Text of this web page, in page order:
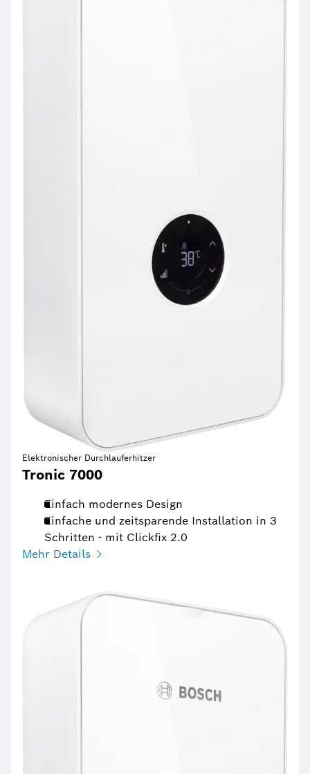
Elektronischer Durchlauferhitzer
Tronic 7000
Einfach modernes Design
Einfache und zeitsparende Installation in 3
Schritten - mit Clickfix 2.0
Mehr Details